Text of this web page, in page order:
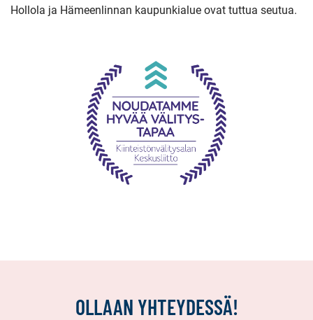
Hollola ja Hämeenlinnan kaupunkialue ovat tuttua seutua.
OLLAAN YHTEYDESSÄ!